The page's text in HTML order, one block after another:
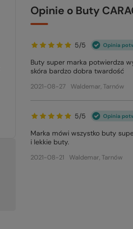
Opinie o Buty
5/5 Opinia
Buty super marka potwierdza
skóra bardzo dobra twardość
2021-08-27 Waldemar, Tarnów
5/5 Opinia
Marka mówi wszystko buty
i lekkie buty.
2021-08-21 Waldemar, Tarnów